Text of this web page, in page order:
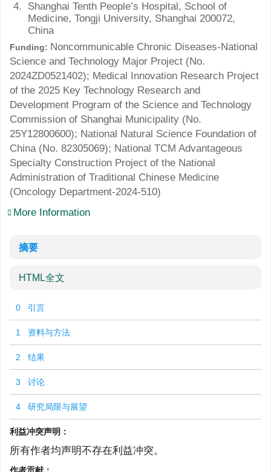
4.
Shanghai Tenth People’s Hospital, School of
Medicine, Tongji University, Shanghai 200072,
China
Funding: Noncommunicable Chronic Diseases-National
Science and Technology Major Project (No.
2024ZD0521402); Medical Innovation Research Project
of the 2025 Key Technology Research and
Development Program of the Science and Technology
Commission of Shanghai Municipality (No.
25Y12800600); National Natural Science Foundation of
China (No. 82305069); National TCM Advantageous
Specialty Construction Project of the National
Administration of Traditional Chinese Medicine
(Oncology Department-2024-510)
More Information
摘要
HTML全文
0 引言
1 资料与方法
2 结果
3 讨论
4 研究局限与展望
利益冲突声明：
所有作者均声明不存在利益冲突。